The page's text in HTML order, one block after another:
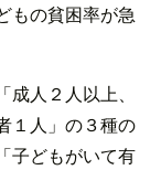
もの貧困率が急
人２人以上、
１人」の３種の
子どもがいて有